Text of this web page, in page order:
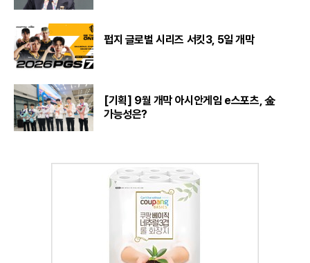
펍지 글로벌 시리즈 서킷3, 5일 개막
[기획] 9월 개막 아시안게임 e스포츠, 金
가능성은?